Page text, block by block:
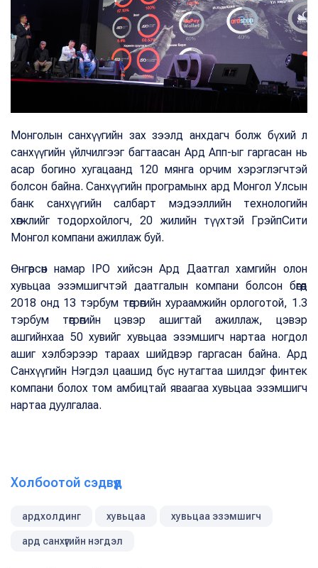
Монголын санхүүгийн зах зээлд анхдагч болж бүхий л
санхүүгийн үйлчилгээг багтаасан Ард Апп-ыг гаргасан нь
асар богино хугацаанд 120 мянга орчим хэрэглэгчтэй
болсон байна. Санхүүгийн програмынх ард Монгол Улсын
банк санхүүгийн салбарт мэдээллийн технологийн
хөгжлийг тодорхойлогч, 20 жилийн түүхтэй ГрэйпСити
Монгол компани ажиллаж буй.
Өнгөрсөн намар IPO хийсэн Ард Даатгал хамгийн олон
хувьцаа эзэмшигчтэй даатгалын компани болсон бөгөөд
2018 онд 13 тэрбум төгрөгийн хураамжийн орлоготой, 1.3
тэрбум төгрөгийн цэвэр ашигтай ажиллаж, цэвэр
ашгийнхаа 50 хувийг хувьцаа эзэмшигч нартаа ногдол
ашиг хэлбэрээр тараах шийдвэр гаргасан байна. Ард
Санхүүгийн Нэгдэл цаашид бүс нутагтаа шилдэг финтек
компани болох том амбицтай яваагаа хувьцаа эзэмшигч
нартаа дуулгалаа.
Холбоотой сэдвүүд
ардхолдинг хувьцаа хувьцаа эзэмшигч
ард санхүүгийн нэгдэл